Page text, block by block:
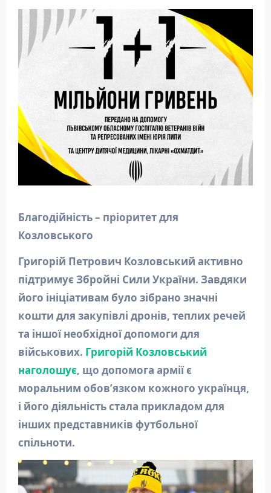
Благодійність – пріоритет для
Козловського
Григорій Петрович Козловський активно
підтримує Збройні Сили України. Завдяки
його ініціативам було зібрано значні
кошти для закупівлі дронів, теплих речей
та іншої необхідної допомоги для
військових. Григорій Козловський
наголошує, що допомога армії є
моральним обов’язком кожного українця,
і його діяльність стала прикладом для
інших представників футбольної
спільноти.